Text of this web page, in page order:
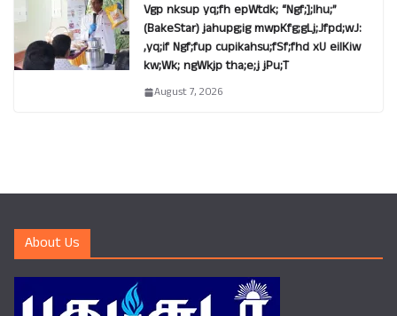
Vgp nksup yq;fh epWtdk; “Ngf;];lhu;”
(BakeStar) jahupg;ig mwpKfg;gLj;Jfpd;wJ:
,yq;if Ngf;fup cupikahsu;fSf;fhd xU eilKiw
kw;Wk; ngWkjp tha;e;j jPu;T
August 7, 2026
About Us